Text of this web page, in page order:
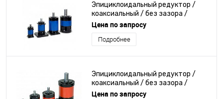
Эпициклоидальный редуктор /
коаксиальный / без зазора /
точный
Цена по запросу
Подробнее
Эпициклоидальный редуктор /
коаксиальный / без зазора /
точный
Цена по запросу